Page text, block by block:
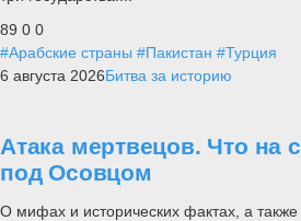
89 0 0
#Арабские страны #Пакистан #Турция
6 августа 2026Битва за историю
Атака мертвецов. Что на
под Осовцом
О мифах и исторических фактах, а также